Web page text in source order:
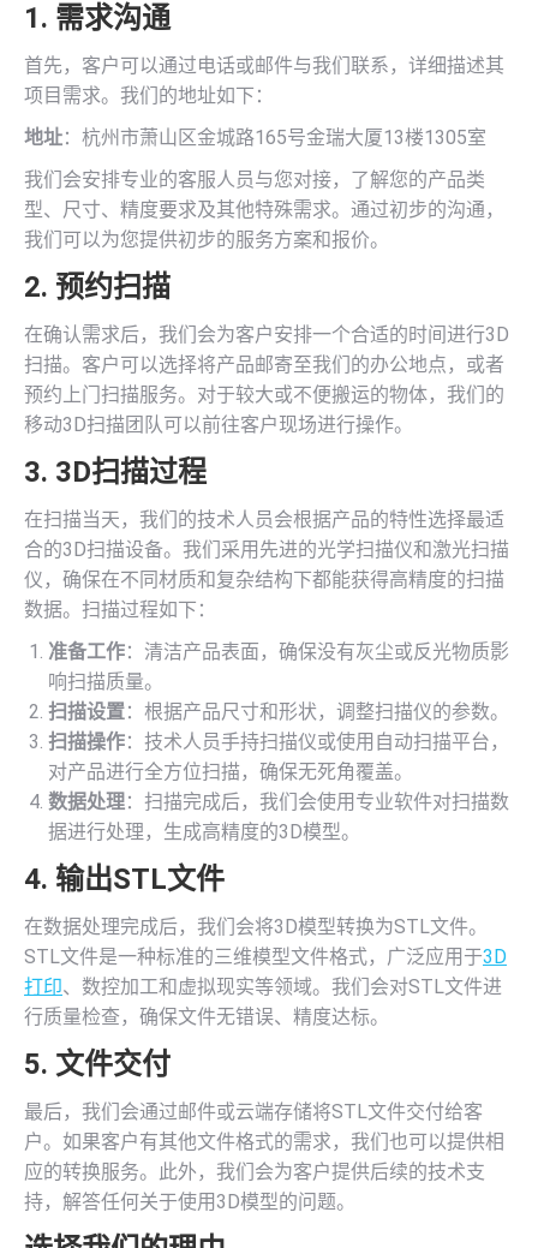
1. 需求沟通
首先，客户可以通过电话或邮件与我们联系，详细描述其
项目需求。我们的地址如下：
地址：杭州市萧山区金城路165号金瑞大厦13楼1305室
我们会安排专业的客服人员与您对接，了解您的产品类
型、尺寸、精度要求及其他特殊需求。通过初步的沟通，
我们可以为您提供初步的服务方案和报价。
2. 预约扫描
在确认需求后，我们会为客户安排一个合适的时间进行3D
扫描。客户可以选择将产品邮寄至我们的办公地点，或者
预约上门扫描服务。对于较大或不便搬运的物体，我们的
移动3D扫描团队可以前往客户现场进行操作。
3. 3D扫描过程
在扫描当天，我们的技术人员会根据产品的特性选择最适
合的3D扫描设备。我们采用先进的光学扫描仪和激光扫描
仪，确保在不同材质和复杂结构下都能获得高精度的扫描
数据。扫描过程如下：
准备工作：清洁产品表面，确保没有灰尘或反光物质影
响扫描质量。
扫描设置：根据产品尺寸和形状，调整扫描仪的参数。
扫描操作：技术人员手持扫描仪或使用自动扫描平台，
对产品进行全方位扫描，确保无死角覆盖。
数据处理：扫描完成后，我们会使用专业软件对扫描数
据进行处理，生成高精度的3D模型。
4. 输出STL文件
在数据处理完成后，我们会将3D模型转换为STL文件。
STL文件是一种标准的三维模型文件格式，广泛应用于3D
打印、数控加工和虚拟现实等领域。我们会对STL文件进
行质量检查，确保文件无错误、精度达标。
5. 文件交付
最后，我们会通过邮件或云端存储将STL文件交付给客
户。如果客户有其他文件格式的需求，我们也可以提供相
应的转换服务。此外，我们会为客户提供后续的技术支
持，解答任何关于使用3D模型的问题。